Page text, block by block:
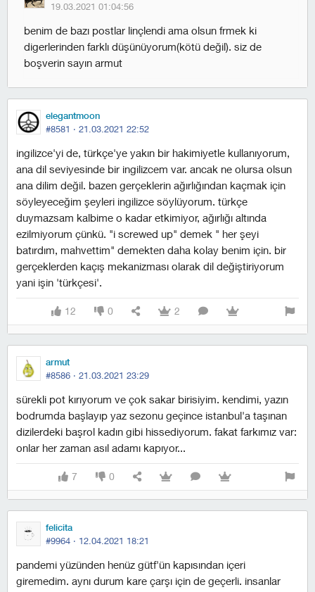
19.03.2021 01:04:56
benim de bazı postlar linçlendi ama olsun frmek ki
digerlerinden farklı düşünüyorum(kötü değil). siz de
boşverin sayın armut
elegantmoon
#8581 · 21.03.2021 22:52
i̇ngilizce'yi de, türkçe'ye yakın bir hakimiyetle kullanıyorum,
ana dil seviyesinde bir ingilizcem var. ancak ne olursa olsun
ana dilim değil. bazen gerçeklerin ağırlığından kaçmak için
söyleyeceğim şeyleri ingilizce söylüyorum. türkçe
duymazsam kalbime o kadar etkimiyor, ağırlığı altında
ezilmiyorum çünkü. "i screwed up" demek " her şeyi
batırdım, mahvettim" demekten daha kolay benim için. bir
gerçeklerden kaçış mekanizması olarak dil değiştiriyorum
yani işin 'türkçesi'.
12 0 2
armut
#8586 · 21.03.2021 23:29
sürekli pot kırıyorum ve çok sakar birisiyim. kendimi, yazın
bodrumda başlayıp yaz sezonu geçince i̇stanbul'a taşınan
dizilerdeki başrol kadın gibi hissediyorum. fakat farkımız var:
onlar her zaman asıl adamı kapıyor...
7 0
felicita
#9964 · 12.04.2021 18:21
pandemi yüzünden henüz gütf'ün kapısından içeri
giremedim. aynı durum kare çarşı için de geçerli. insanlar